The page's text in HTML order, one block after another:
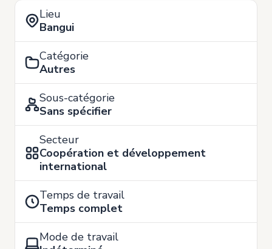
Lieu
Bangui
Catégorie
Autres
Sous-catégorie
Sans spécifier
Secteur
Coopération et développement
international
Temps de travail
Temps complet
Mode de travail